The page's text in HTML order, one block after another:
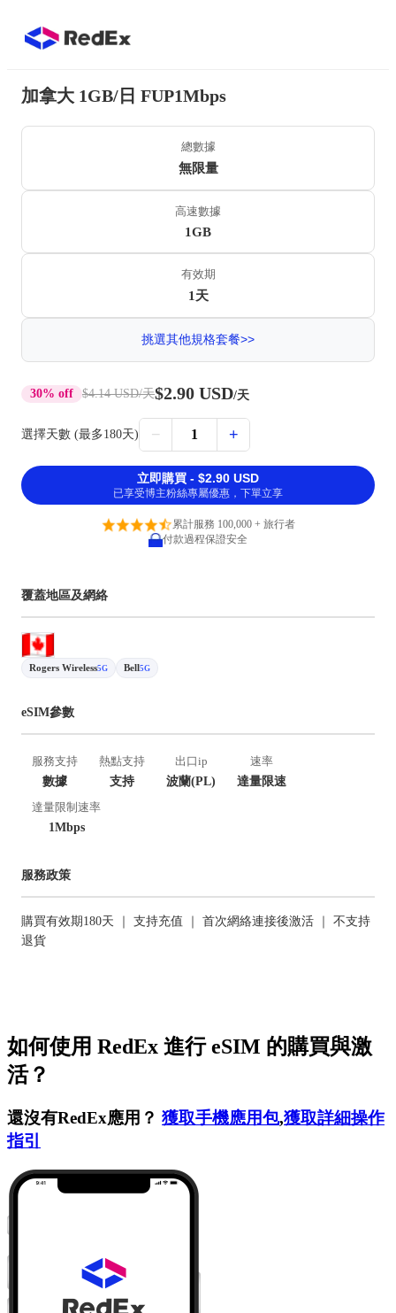
加拿大 1GB/日 FUP1Mbps
總數據
無限量
高速數據
1GB
有效期
1天
挑選其他規格套餐>>
30% off $4.14 USD/天$2.90 USD/天
選擇天數 (最多180天) − 1 +
立即購買 - $2.90 USD
已享受博主粉絲專屬優惠，下單立享
累計服務 100,000 + 旅行者
付款過程保證安全
覆蓋地區及網絡
Rogers Wireless5G Bell5G
eSIM參數
服務支持
數據
熱點支持
支持
出口ip
波蘭(PL)
速率
達量限速
達量限制速率
1Mbps
服務政策
購買有效期180天 ｜ 支持充值 ｜ 首次網絡連接後激活 ｜ 不支持
退貨
如何使用 RedEx 進行 eSIM 的購買與激
活？
還沒有RedEx應用？ 獲取手機應用包,獲取詳細操作
指引